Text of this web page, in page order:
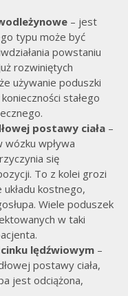
– jest
typu może być
powstaniu
rozwiniętych
używanie poduszki
stałego
postawy ciała –
wózku wpływa
się
To z kolei grozi
kostnego,
Wiele poduszek
w taki
lędźwiowym –
postawy ciała,
jest odciążona,